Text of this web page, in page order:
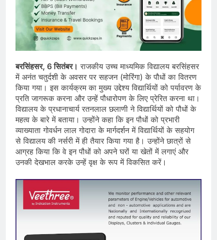
बरसिंहसर, 6 सितंबर। राजकीय उच्च माध्यमिक विद्यालय बरसिंहसर
में अनंत चतुर्दशी के अवसर पर सहजन (मोरिंगा) के पौधों का वितरण
किया गया। इस कार्यक्रम का मुख्य उद्देश्य विद्यार्थियों को पर्यावरण के
प्रति जागरूक करना और उन्हें पौधारोपण के लिए प्रेरित करना था।
विद्यालय के प्रधानाचार्य रतनलाल छलाणी ने विद्यार्थियों को पौधों के
महत्व के बारे में बताया। उन्होंने कहा कि इन पौधों को प्रभारी
व्याख्याता गोवर्धन लाल गोदारा के मार्गदर्शन में विद्यार्थियों के सहयोग
से विद्यालय की नर्सरी में ही तैयार किया गया है। उन्होंने छात्रों से
आग्रह किया कि वे इन पौधों को अपने घरों या खेतों में लगाएं और
उनकी देखभाल करके उन्हें वृक्ष के रूप में विकसित करें।